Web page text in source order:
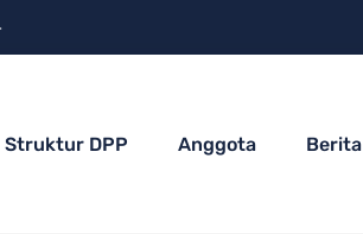
Struktur DPP Anggota Berita